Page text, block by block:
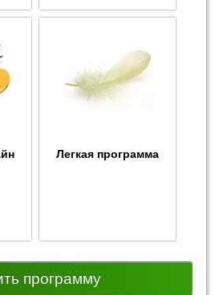
Легкая программа
программу